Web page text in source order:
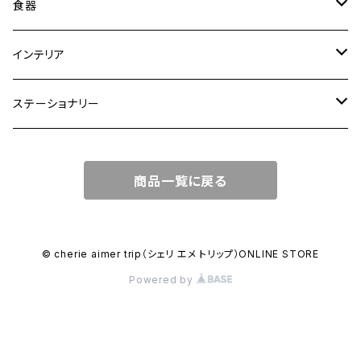
トートバッグ
ショルダーバッグ
ワンハンドルバッグ
リュック
食器
大皿
中皿
カップ
インテリア
花瓶・フラワーベース
ステーショナリー
マガジンカバー
商品一覧に戻る
© cherie aimer trip（シェリ エメ トリップ）ONLINE STORE
Powered by